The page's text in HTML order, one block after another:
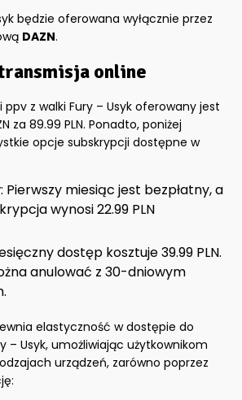
będzie oferowana wyłącznie przez
DAZN.
online
z walki Fury – Usyk oferowany jest
za 89.99 PLN. Ponadto, poniżej
opcje subskrypcji dostępne w
: Pierwszy miesiąc jest bezpłatny, a
wynosi 22.99 PLN
dostęp kosztuje 39.99 PLN.
anulować z 30-dniowym
elastyczność w dostępie do
– Usyk, umożliwiając użytkownikom
urządzeń, zarówno poprzez